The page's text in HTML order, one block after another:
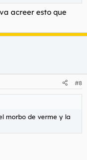
caiste genial y se que
y
te deseo
acreer esto que
#8
morbo de verme y la